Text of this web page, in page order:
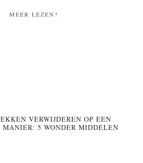
MEER LEZEN?
VERWIJDEREN OP EEN
5 WONDER MIDDELEN